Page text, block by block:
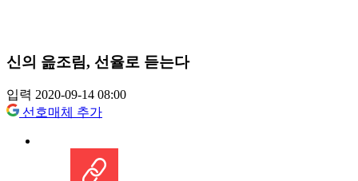
신의 읊조림, 선율로 듣는다
입력 2020-09-14 08:00
선호매체 추가